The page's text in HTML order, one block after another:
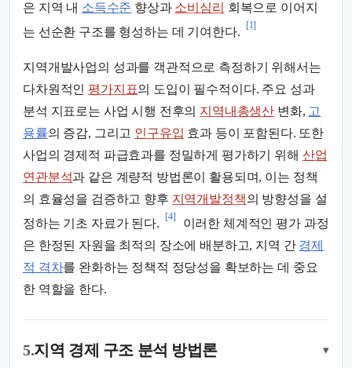
은 지역 내 소득수준 향상과 소비심리 회복으로 이어지
는 선순환 구조를 형성하는 데 기여한다.
[1]
지역개발사업의 성과를 객관적으로 측정하기 위해서는
다차원적인평가지표의 도입이 필수적이다. 주요 성과
분석 지표로는 사업 시행 전후의 지역내총생산 변화, 고
용률의 증감, 그리고 인구유입 효과 등이 포함된다. 또한
사업의 경제적 파급효과를 정밀하게 평가하기 위해 산업
연관분석과 같은 계량적 방법론이 활용되며, 이는 정책
의 효율성을 검증하고 향후 지역개발정책의 방향성을 설
정하는 기초 자료가 된다.
[4]
이러한 체계적인 평가 과정
은 한정된 자원을 최적의 장소에 배분하고, 지역 간 경제
적 격차를 완화하는 정책적 정당성을 확보하는 데 중요
한 역할을 한다.
5.지역 경제 구조 분석 방법론 ▾